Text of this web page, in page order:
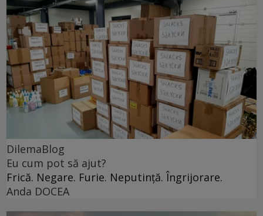
DilemaBlog
Eu cum pot să ajut?
Frică. Negare. Furie. Neputință. Îngrijorare.
Anda DOCEA